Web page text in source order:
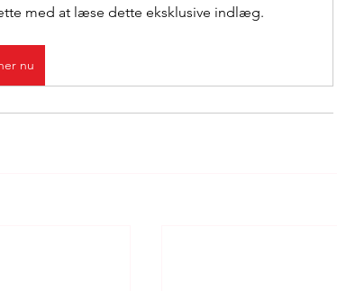
med at læse dette eksklusive indlæg.
nu